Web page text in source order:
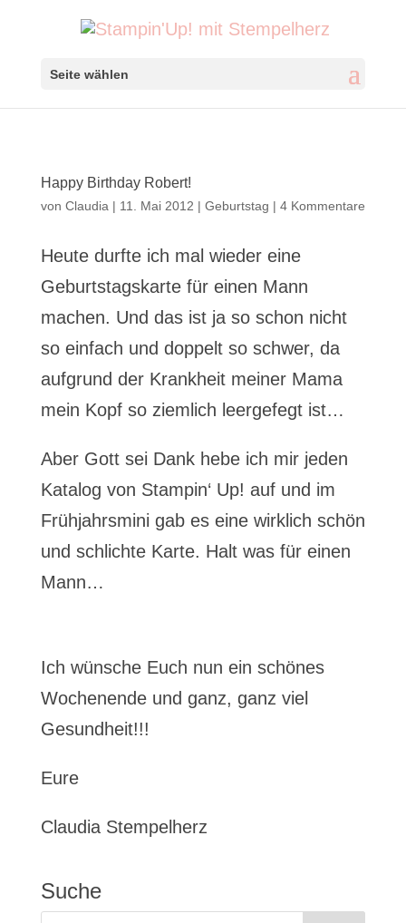
Seite wählen
Happy Birthday Robert!
von Claudia | 11. Mai 2012 | Geburtstag | 4 Kommentare
Heute durfte ich mal wieder eine
Geburtstagskarte für einen Mann
machen. Und das ist ja so schon nicht
so einfach und doppelt so schwer, da
aufgrund der Krankheit meiner Mama
mein Kopf so ziemlich leergefegt ist…
Aber Gott sei Dank hebe ich mir jeden
Katalog von Stampin‘ Up! auf und im
Frühjahrsmini gab es eine wirklich schön
und schlichte Karte. Halt was für einen
Mann…
Ich wünsche Euch nun ein schönes
Wochenende und ganz, ganz viel
Gesundheit!!!
Eure
Claudia Stempelherz
Suche